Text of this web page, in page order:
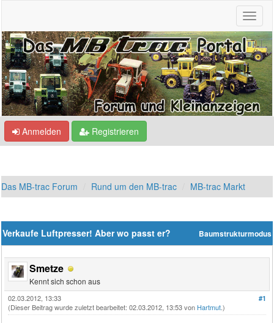
Anmelden Registrieren
Das MB-trac Forum Rund um den MB-trac MB-trac Markt
Baumstrukturmodus
Verkaufe Luftpresser! Aber wo passt er?
Smetze
Kennt sich schon aus
#1
02.03.2012, 13:33
(Dieser Beitrag wurde zuletzt bearbeitet: 02.03.2012, 13:53 von Hartmut.)